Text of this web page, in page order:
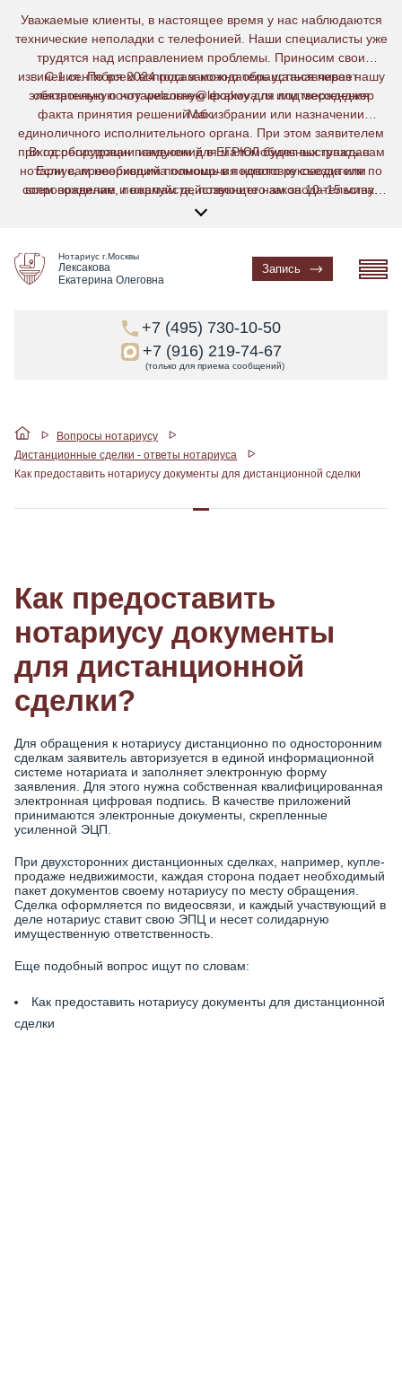
Уважаемые клиенты, в настоящее время у нас наблюдаются
технические неполадки с телефонией. Наши специалисты уже
трудятся над исправлением проблемы. Приносим свои
извинения. По всем вопросам можно обращаться через нашу
электронную почту welcome@lexakova.ru или мессенджер
Max.
С 1 сентября 2024 года законодатель устанавливает
обязательную нотариальную форму для подтверждения
факта принятия решений об избрании или назначении
единоличного исполнительного органа. При этом заявителем
при госрегистрации изменений в ЕГРЮЛ будет выступать сам
нотариус, проверивший полномочия нового руководителя по
всем правилам и нормам действующего законодательства.
Указанное правило не коснется кредитных и некредитных
Вход оборудован пандусом для маломобильных граждан.
Если вам необходима помощь в подготовке съезда или
сопровождение, пожалуйста, позвоните нам за 10–15 минут
до прибытия по телефону: 7(495) 730-10-50
Нотариус г.Москвы
Лексакова
Екатерина Олеговна
Запись
+7 (495) 730-10-50
+7 (916) 219-74-67
(только для приема сообщений)
Вопросы нотариусу
Дистанционные сделки - ответы нотариуса
Как предоставить нотариусу документы для дистанционной сделки
Как предоставить
нотариусу документы
для дистанционной
сделки?
Для обращения к нотариусу дистанционно по односторонним
сделкам заявитель авторизуется в единой информационной
системе нотариата и заполняет электронную форму
заявления. Для этого нужна собственная квалифицированная
электронная цифровая подпись. В качестве приложений
принимаются электронные документы, скрепленные
усиленной ЭЦП.
При двухсторонних дистанционных сделках, например, купле-
продаже недвижимости, каждая сторона подает необходимый
пакет документов своему нотариусу по месту обращения.
Сделка оформляется по видеосвязи, и каждый участвующий в
деле нотариус ставит свою ЭПЦ и несет солидарную
имущественную ответственность.
Еще подобный вопрос ищут по словам:
Как предоставить нотариусу документы для дистанционной
сделки